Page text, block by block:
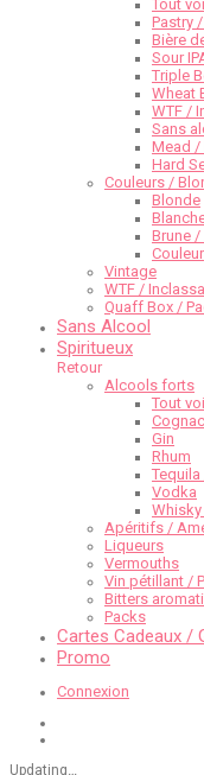
Tout
Pastry
Bière
Sour
Triple
Wheat
WTF /
Sans
Mead /
Hard
Couleurs /
Blonde
Brune
Couleur
Vintage
WTF /
Quaff Box /
Sans Alcool
Spiritueux
Retour
Alcools forts
Tout
Gin
Rhum
Tequila
Vodka
Apéritifs /
Liqueurs
Vermouths
Vin pétillant /
Bitters
Packs
Cartes Cadeaux /
Promo
Connexion
Updating…